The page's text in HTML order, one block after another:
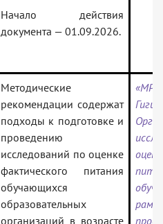
Начало действия
документа — 01.09.2026.
Методические
рекомендации содержат
подходы к подготовке и
проведению
исследований по оценке
фактического питания
обучающихся
образовательных
организаций в возрасте
«МР